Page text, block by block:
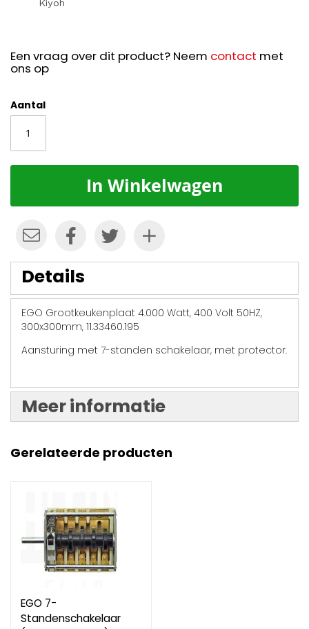
Een vraag over dit product? Neem contact met
ons op
Aantal
In Winkelwagen
Details
EGO Grootkeukenplaat 4.000 Watt, 400 Volt 50HZ,
300x300mm, 11.33460.195
Aansturing met 7-standen schakelaar, met protector.
Meer informatie
Gerelateerde producten
EGO 7-
Standenschakelaar